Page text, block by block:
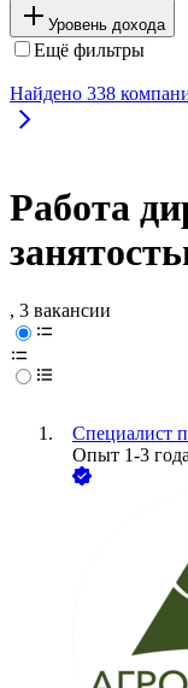
Уровень дохода
Ещё фильтры
Найдено 338
Работа
, 3 вакансии
Специалист
Опыт 1-3